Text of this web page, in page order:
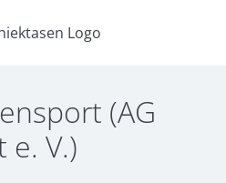
(AG
V.)